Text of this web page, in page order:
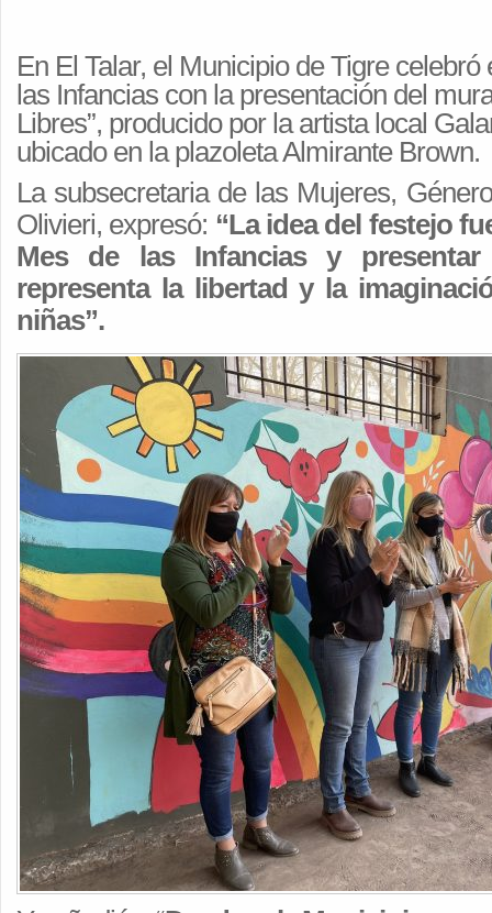
En El Talar, el Municipio de Tigre
las Infancias con la presentación del
Libres”, producido por la artista local
ubicado en la plazoleta Almirante Brown.
La subsecretaria de las Mujeres,
Olivieri, expresó: “La idea del festejo
Mes de las Infancias y
representa la libertad y la
niñas”.